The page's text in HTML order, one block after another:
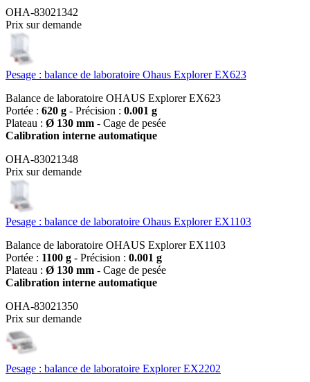
OHA-83021342
Prix sur demande
Pesage : balance de laboratoire Ohaus Explorer EX623
Balance de laboratoire OHAUS Explorer EX623
Portée : 620 g - Précision : 0.001 g
Plateau : Ø 130 mm - Cage de pesée
Calibration interne automatique
OHA-83021348
Prix sur demande
Pesage : balance de laboratoire Ohaus Explorer EX1103
Balance de laboratoire OHAUS Explorer EX1103
Portée : 1100 g - Précision : 0.001 g
Plateau : Ø 130 mm - Cage de pesée
Calibration interne automatique
OHA-83021350
Prix sur demande
Pesage : balance de laboratoire Explorer EX2202